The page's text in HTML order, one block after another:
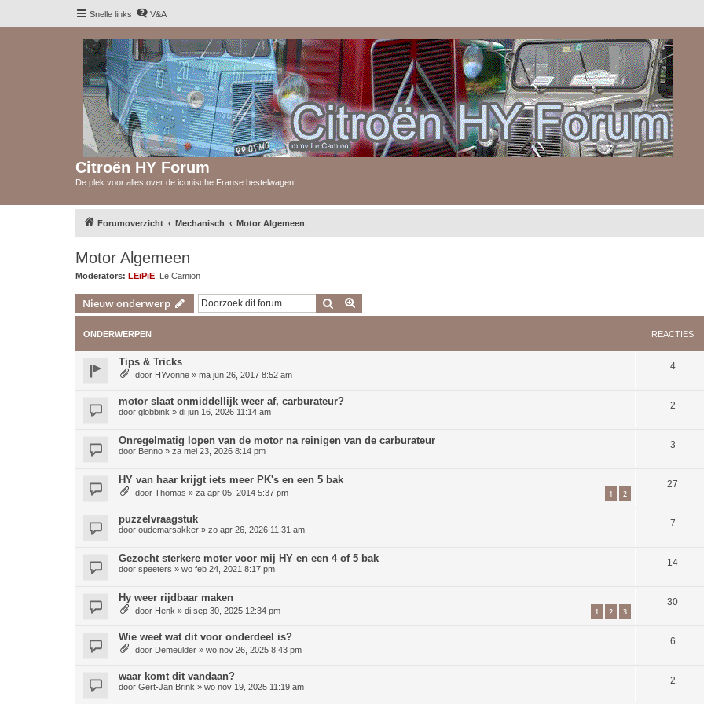
Snelle links V&A
Citroën HY Forum
De plek voor alles over de iconische Franse bestelwagen!
Forumoverzicht Mechanisch Motor Algemeen
Motor Algemeen
Moderators: LEiPiE Le Camion
Nieuw onderwerp Zoek
ONDERWERPEN REACTIES
Tips & Tricks
door HYvonne » ma jun 26, 2017 8:52 am
4
motor slaat onmiddellijk weer af, carburateur?
door globbink » di jun 16, 2026 11:14 am
2
Onregelmatig lopen van de motor na reinigen van de carburateur
door Benno » za mei 23, 2026 8:14 pm
3
HY van haar krijgt iets meer PK's en een 5 bak
door Thomas » za apr 05, 2014 5:37 pm 1 2
27
puzzelvraagstuk
door oudemarsakker » zo apr 26, 2026 11:31 am
7
Gezocht sterkere moter voor mij HY en een 4 of 5 bak
door speeters » wo feb 24, 2021 8:17 pm
14
Hy weer rijdbaar maken
door Henk » di sep 30, 2025 12:34 pm 1 2 3
30
Wie weet wat dit voor onderdeel is?
door Demeulder » wo nov 26, 2025 8:43 pm
6
waar komt dit vandaan?
door Gert-Jan Brink » wo nov 19, 2025 11:19 am
2